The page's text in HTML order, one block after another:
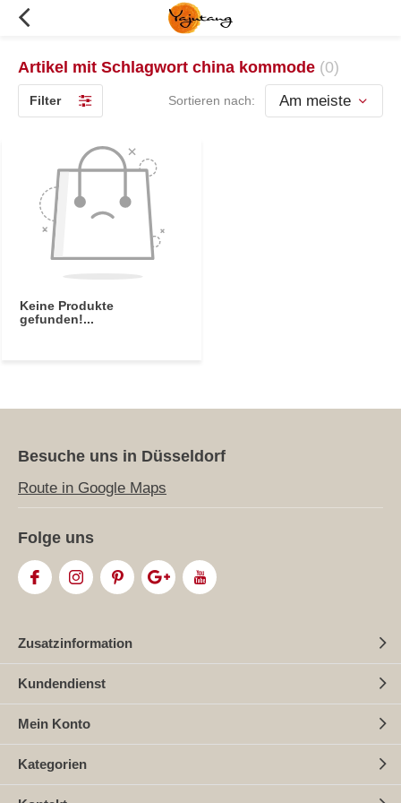
Artikel mit Schlagwort china kommode (0)
Filter Sortieren nach:
Keine Produkte
gefunden!...
Besuche uns in Düsseldorf
Route in Google Maps
Folge uns
Zusatzinformation
Kundendienst
Mein Konto
Kategorien